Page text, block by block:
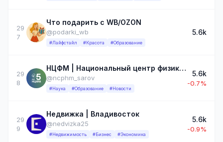
29
7
Что подарить с WB/OZON
@podarki_wb
#Лайфстайл #Красота #Образование
5.6k
29
8
НЦФМ | Национальный центр физики и математики
@ncphm_sarov
#Наука #Образование #Новости
5.6k
-0.7%
29
9
Недвижка | Владивосток
@nedvizka25
#Недвижимость #Бизнес #Экономика
5.6k
-0.9%